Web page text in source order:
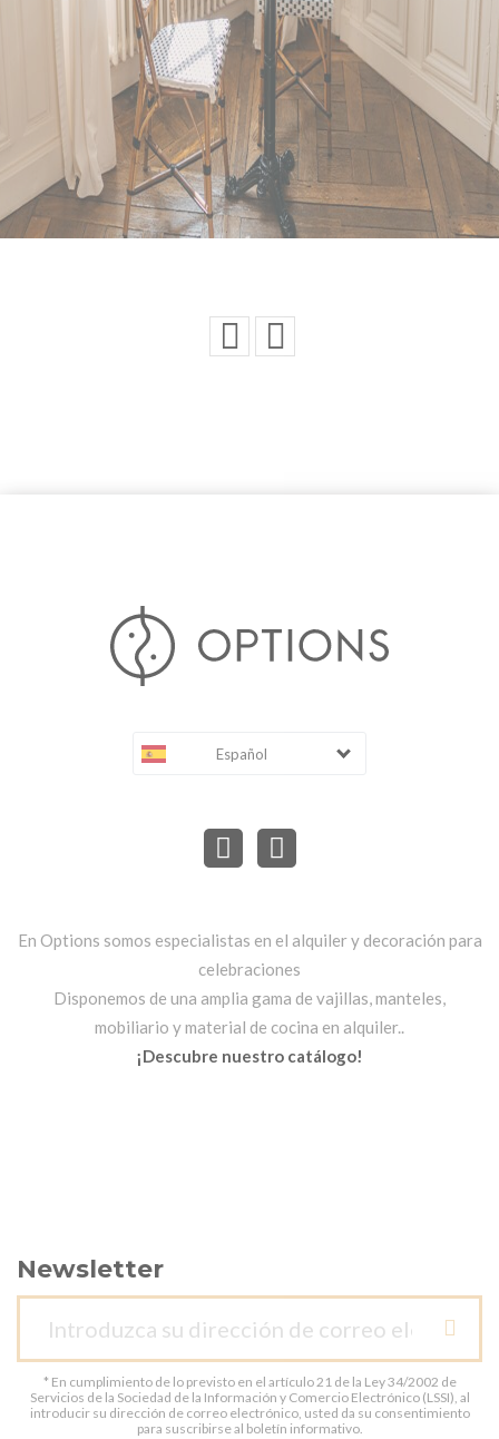
Español
En Options somos especialistas en el alquiler y decoración para
celebraciones
Disponemos de una amplia gama de vajillas, manteles,
mobiliario y material de cocina en alquiler..
¡Descubre nuestro catálogo!
Newsletter
* En cumplimiento de lo previsto en el artículo 21 de la Ley 34/2002 de
Servicios de la Sociedad de la Información y Comercio Electrónico (LSSI), al
introducir su dirección de correo electrónico, usted da su consentimiento
para suscribirse al boletín informativo.